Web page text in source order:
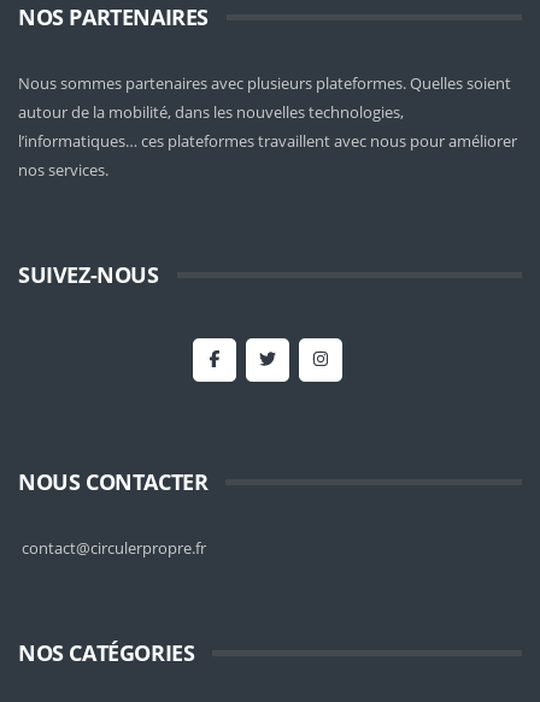
NOS PARTENAIRES
Nous sommes partenaires avec plusieurs plateformes. Quelles soient
autour de la mobilité, dans les nouvelles technologies,
l’informatiques… ces plateformes travaillent avec nous pour améliorer
nos services.
SUIVEZ-NOUS
NOUS CONTACTER
contact@circulerpropre.fr
NOS CATÉGORIES